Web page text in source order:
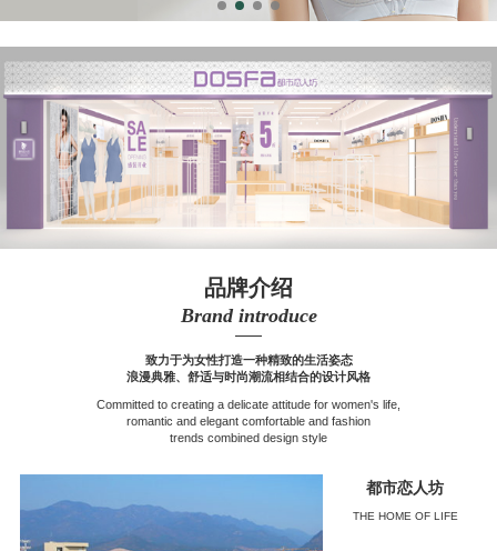
品牌介绍
Brand introduce
——
致力于为女性打造一种精致的生活姿态
浪漫典雅、舒适与时尚潮流相结合的设计风格
Committed to creating a delicate attitude for women's life,
romantic and elegant comfortable and fashion
trends combined design style
都市恋人坊
THE HOME OF LIFE